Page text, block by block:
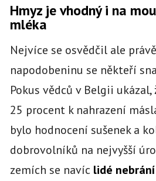
Hmyz je vhodný i na
mléka
Nejvíce se osvědčil ale
napodobeninu se někteří
Pokus vědců v Belgii ukázal,
25 procent k nahrazení
bylo hodnocení sušenek a
dobrovolníků na nejvyšší
zemích se navíc lidé